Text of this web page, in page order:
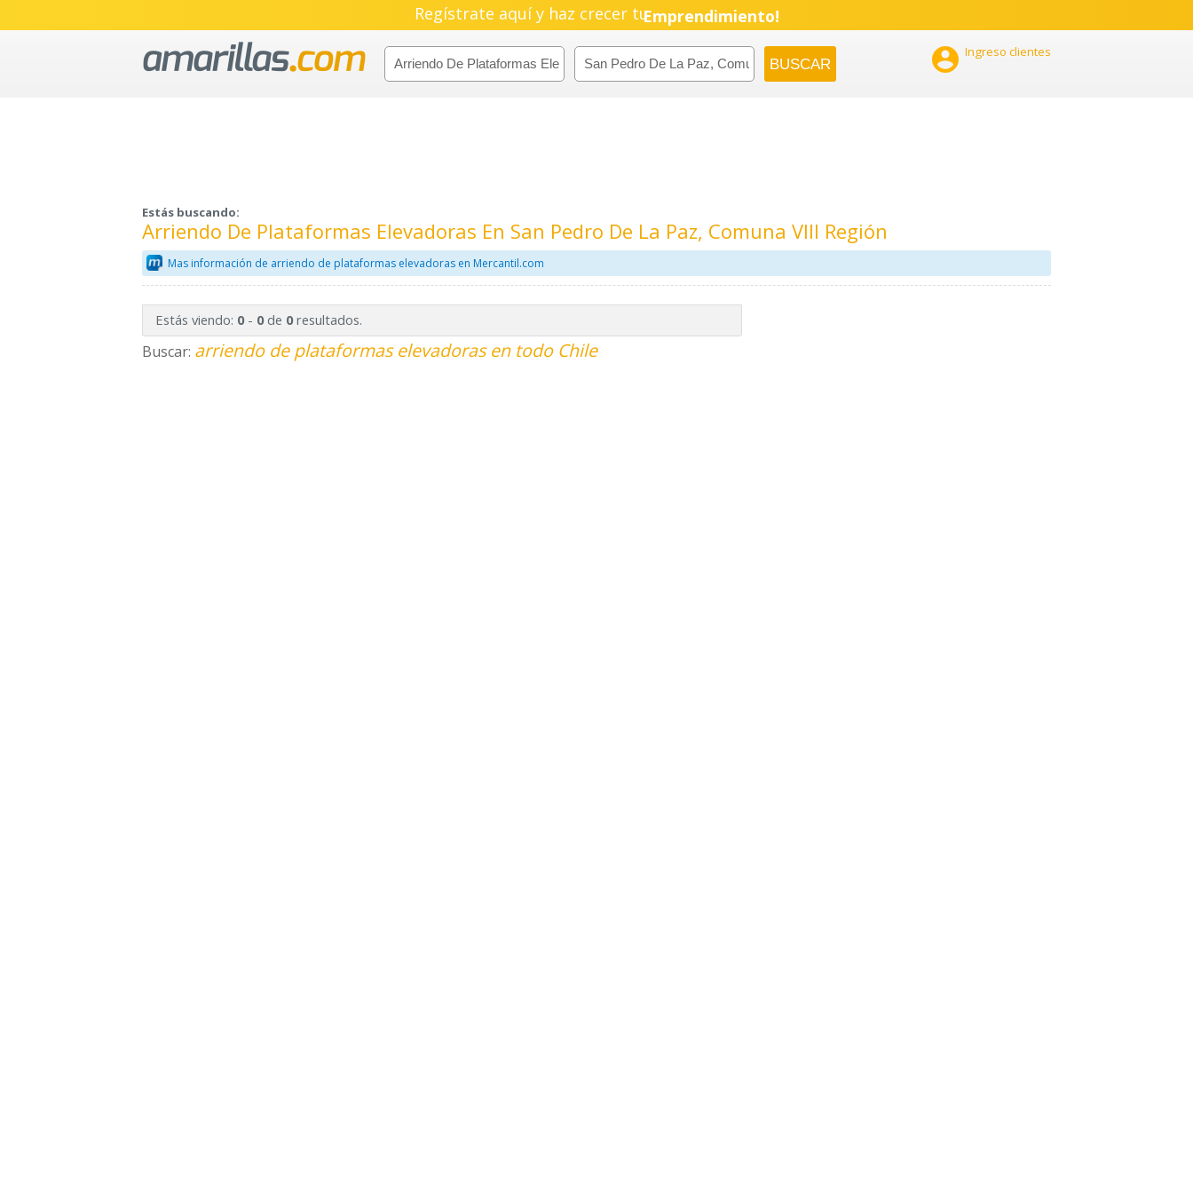
Regístrate aquí y haz crecer tuPyme!
 Ingreso clientes
Estás buscando:
Arriendo De Plataformas Elevadoras En San Pedro De La Paz, Comuna VIII Región
Mas información de arriendo de plataformas elevadoras en Mercantil.com
Estás viendo: 0- 0de 0resultados.
Buscar: arriendo de plataformas elevadoras en todo Chile